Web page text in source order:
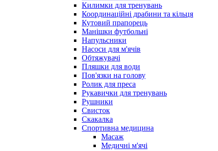
Килимки для тренувань
Координаційні драбини та кільця
Кутовий прапорець
Манішки футбольні
Напульсники
Насоси для м'ячів
Обтяжувачі
Пляшки для води
Пов'язки на голову
Ролик для преса
Рукавички для тренувань
Рушники
Свисток
Скакалка
Спортивна медицина
Масаж
Медичні м'ячі